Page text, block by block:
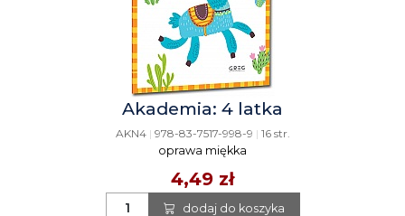
Akademia: 4 latka
AKN4 | 978-83-7517-998-9 | 16 str.
oprawa miękka
4,49 zł
dodaj do koszyka